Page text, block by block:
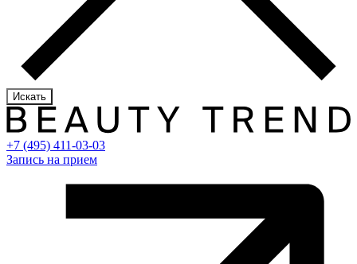
Искать
+7 (495) 411-03-03
Запись на прием